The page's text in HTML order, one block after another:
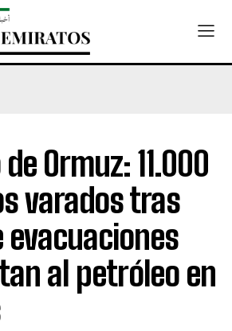
Ormuz: 11.000
varados tras
evacuaciones
al petróleo en